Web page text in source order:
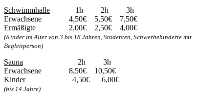
Schwimmhalle 1h 2h 3h
Erwachsene 4,50€ 5,50€ 7,50€
Ermäßigte 2,00€ 2,50€ 4,00€
(Kinder im Alter von 3 bis 18 Jahren, Studenten, Schwerbehinderte mit
Begleitperson)
Sauna 2h 3h
Erwachsene 8,50€ 10,50€
Kinder 4,50€ 6,00€
(bis 14 Jahre)